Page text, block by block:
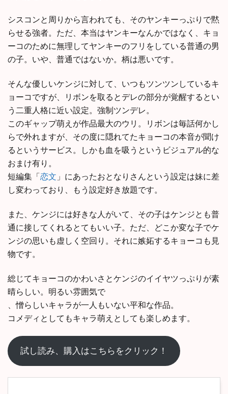
シスコンと周りから言われても、そのヤンキーっぷりで黙
らせる強者。ただ、本当はヤンキーなんかではなく、キョ
ーコのために無理してヤンキーのフリをしている普通の男
の子。いや、普通ではないか。柄は悪いです。
そんな優しいケンジに対して、いつもツンツンしているキ
ョーコですが、リボンを取るとデレの部分が覚醒するとい
う二重人格に近い設定。強制ツンデレ。
このギャップ萌えが作品最大のウリ。リボンは毎話何かし
らで外れますが、その度に隠れてたキョーコの本音が聞け
るというサービス。しかも血を吸うというビジュアル的な
おまけ有り。
短編集「恋文 」にあったおとなりさんという設定は妹に差
し変わっており、もう設定好き放題です。
また、ケンジには好きな人がいて、その子はケンジとも普
通に接してくれるとてもいい子。ただ、どこか変な子でケ
ンジの思いも虚しく空回り。それに嫉妬するキョーコも見
物です。
総じてキョーコのかわいさとケンジのイイヤツっぷりが素
晴らしい。明るい雰囲気で
、憎らしいキャラが一人もいない平和な作品。
コメディとしてもキャラ萌えとしても楽しめます。
試し読み、購入はこちらをクリック！